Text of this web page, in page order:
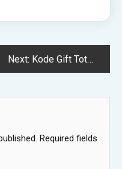
Next: Kode Gift Total Football Desember 2022 Terbaru Hari Ini
Required fields